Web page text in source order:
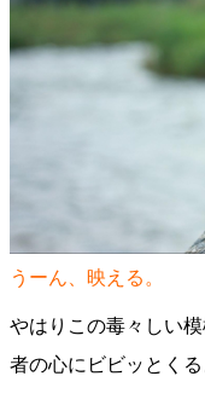
うーん、映える。
やはりこの毒々しい
者の心にビビッとくる